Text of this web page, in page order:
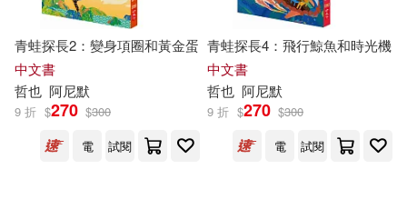
主婦之友社(1)
亞曼達‧瑞蕭(1) 佐土 哲也(1)
佐土哲也(1) 侯維玲(1)
双葉社(1) 台海出版社(1)
吉林出版集團有限責任公司(1)
吉林文史出版社(1)
青蛙探長2：變身項圈和黃金蛋
中文書
哲也 阿尼默
9 折 $270 $300
電
試閱
青蛙探長4：飛行鯨魚和時光機
中文書
哲也 阿尼默
9 折 $270 $300
電
試閱